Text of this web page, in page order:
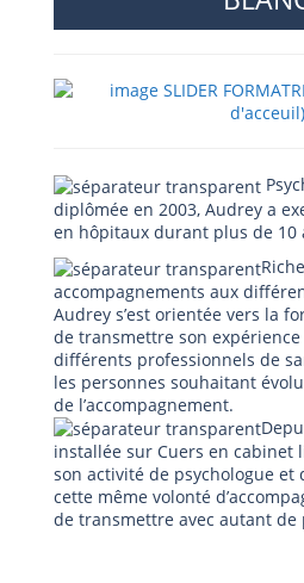
diplômée en 2003, Audrey a
en hôpitaux durant plus de 10
accompagnements aux
Audrey s’est orientée vers la
de transmettre son expérience
différents professionnels de
les personnes souhaitant
de l’accompagnement.
installée sur Cuers en
son activité de psychologue et
cette même volonté
de transmettre avec autant de